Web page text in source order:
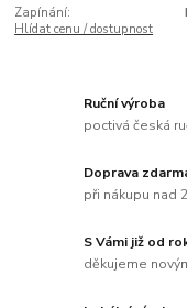
Zapínání:
Hlídat cenu / dostupnost
Ruční výroba
poctivá česká
Doprava
při nákupu nad
S Vámi již od
děkujeme